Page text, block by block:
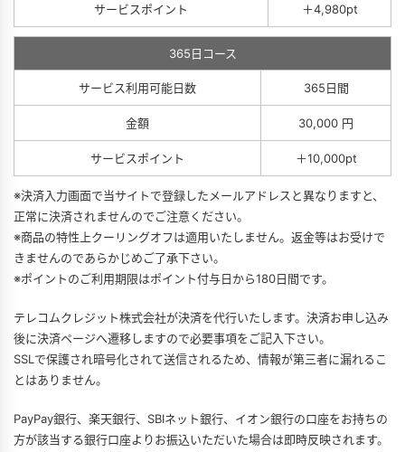
サービスポイント ＋4,980pt
365日コース
サービス利用可能日数 365日間
金額 30,000 円
サービスポイント ＋10,000pt
※決済入力画面で当サイトで登録したメールアドレスと異なりますと、
正常に決済されませんのでご注意ください。
※商品の特性上クーリングオフは適用いたしません。返金等はお受けで
きませんのであらかじめご了承下さい。
※ポイントのご利用期限はポイント付与日から180日間です。
テレコムクレジット株式会社が決済を代行いたします。決済お申し込み
後に決済ページへ遷移しますので必要事項をご記入下さい。
SSLで保護され暗号化されて送信されるため、情報が第三者に漏れるこ
とはありません。
PayPay銀行、楽天銀行、SBIネット銀行、イオン銀行の口座をお持ちの
方が該当する銀行口座よりお振込いただいた場合は即時反映されます。